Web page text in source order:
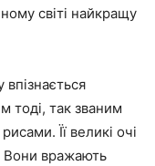
світі найкращу
впізнається
тоді, так званим
Її великі очі
Вони вражають